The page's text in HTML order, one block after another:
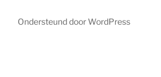
Ondersteund door WordPress